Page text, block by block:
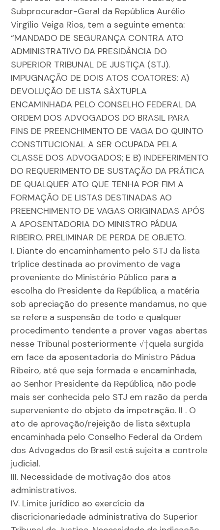
Subprocurador-Geral da República Aurélio
Virgílio Veiga Rios, tem a seguinte ementa:
“MANDADO DE SEGURANÇA CONTRA ATO
ADMINISTRATIVO DA PRESIDÀNCIA DO
SUPERIOR TRIBUNAL DE JUSTIÇA (STJ).
IMPUGNAÇÃO DE DOIS ATOS COATORES: A)
DEVOLUÇÃO DE LISTA SÀXTUPLA
ENCAMINHADA PELO CONSELHO FEDERAL DA
ORDEM DOS ADVOGADOS DO BRASIL PARA
FINS DE PREENCHIMENTO DE VAGA DO QUINTO
CONSTITUCIONAL A SER OCUPADA PELA
CLASSE DOS ADVOGADOS; E B) INDEFERIMENTO
DO REQUERIMENTO DE SUSTAÇÃO DA PRÁTICA
DE QUALQUER ATO QUE TENHA POR FIM A
FORMAÇÃO DE LISTAS DESTINADAS AO
PREENCHIMENTO DE VAGAS ORIGINADAS APÓS
A APOSENTADORIA DO MINISTRO PÁDUA
RIBEIRO. PRELIMINAR DE PERDA DE OBJETO.
I. Diante do encaminhamento pelo STJ da lista
tríplice destinada ao provimento de vaga
proveniente do Ministério Público para a
escolha do Presidente da República, a matéria
sob apreciação do presente mandamus, no que
se refere a suspensão de todo e qualquer
procedimento tendente a prover vagas abertas
nesse Tribunal posteriormente √†quela surgida
em face da aposentadoria do Ministro Pádua
Ribeiro, até que seja formada e encaminhada,
ao Senhor Presidente da República, não pode
mais ser conhecida pelo STJ em razão da perda
superveniente do objeto da impetração. II . O
ato de aprovação/rejeição de lista sêxtupla
encaminhada pelo Conselho Federal da Ordem
dos Advogados do Brasil está sujeita a controle
judicial.
III. Necessidade de motivação dos atos
administrativos.
IV. Limite jurídico ao exercício da
discricionariedade administrativa do Superior